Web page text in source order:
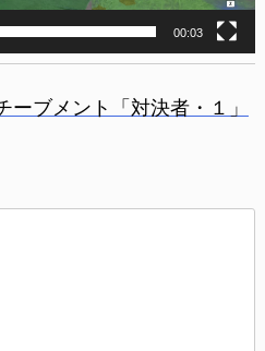
00:03
ブメント「対決者・１」